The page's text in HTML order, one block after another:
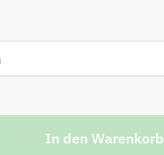
In den Warenkorb